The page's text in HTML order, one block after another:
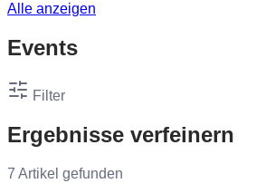
Alle anzeigen
Events
Filter
Ergebnisse verfeinern
7 Artikel gefunden